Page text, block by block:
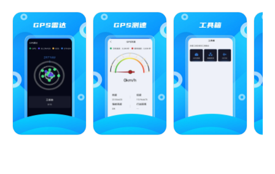
坐标反算桩号，支持复杂线路中多解的计算，无需输入
附近里程，算法完备。
支持图形化放样，更直观、更容易检查错误。
支持批量计算并导出为Excel、TXT。
支持记录功能，可以将放样记录导出为Excel、TXT。
支持隧道断面扫描导出CAD图，代替断面扫描仪，任
意点设站，无需电脑后处理，手机直接生产CAD图。
支持涵洞、桩基等结构物计算。
不如先用AR世界地图高清街景看一眼。